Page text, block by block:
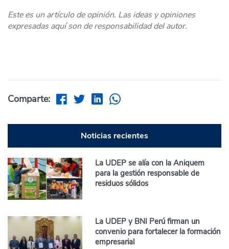
Este es un artículo de opinión. Las ideas y opiniones
expresadas aquí son de responsabilidad del autor.
Comparte:
Noticias recientes
La UDEP se alía con la Aniquem
para la gestión responsable de
residuos sólidos
La UDEP y BNI Perú firman un
convenio para fortalecer la formación
empresarial